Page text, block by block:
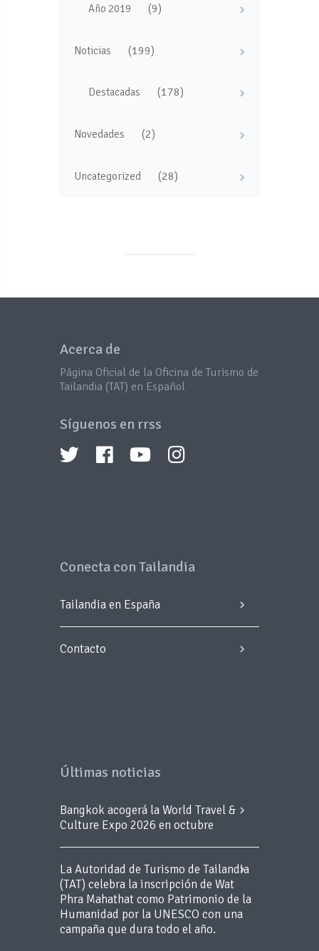
Año 2019 (9)
Noticias (199)
Destacadas (178)
Novedades (2)
Uncategorized (28)
Acerca de
Página Oficial de la Oficina de Turismo de
Tailandia (TAT) en Español
Síguenos en rrss
Conecta con Tailandia
Tailandia en España
Contacto
Últimas noticias
Bangkok acogerá la World Travel &
Culture Expo 2026 en octubre
La Autoridad de Turismo de Tailandia
(TAT) celebra la inscripción de Wat
Phra Mahathat como Patrimonio de la
Humanidad por la UNESCO con una
campaña que dura todo el año.